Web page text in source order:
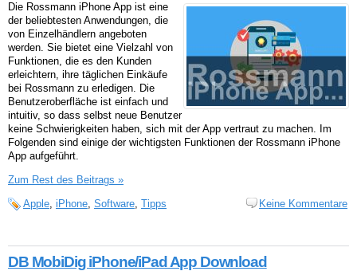
Die Rossmann iPhone App ist eine
der beliebtesten Anwendungen, die
von Einzelhändlern angeboten
werden. Sie bietet eine Vielzahl von
Funktionen, die es den Kunden
erleichtern, ihre täglichen Einkäufe
bei Rossmann zu erledigen. Die
Benutzeroberfläche ist einfach und
intuitiv, so dass selbst neue Benutzer
keine Schwierigkeiten haben, sich mit der App vertraut zu machen. Im
Folgenden sind einige der wichtigsten Funktionen der Rossmann iPhone
App aufgeführt.
Zum Rest des Beitrags »
Apple iPhone Software Tipps Keine Kommentare
DB MobiDig iPhone/iPad App Download